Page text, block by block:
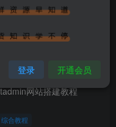
网站搭建教程
综合教程
登录 开通会员